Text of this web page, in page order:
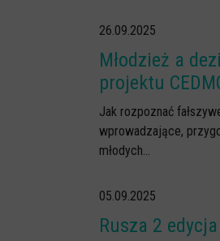
26.09.2025
Młodzież a
projektu
Jak rozpoznać
wprowadzające,
młodych...
05.09.2025
Rusza 2